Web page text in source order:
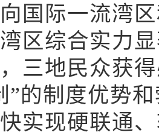
国际一流湾
区综合实力
三地民众获
”的制度优势
实现硬联通